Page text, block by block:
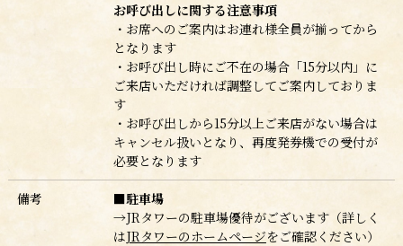
お呼び出しに関する注意事項
・お席へのご案内はお連れ様全員が揃ってから
となります
・お呼び出し時にご不在の場合「15分以内」に
ご来店いただければ調整してご案内しておりま
す
・お呼び出しから15分以上ご来店がない場合は
キャンセル扱いとなり、再度発券機での受付が
必要となります
備考
■駐車場
→JRタワーの駐車場優待がございます（詳しく
はJRタワーのホームページをご確認ください）